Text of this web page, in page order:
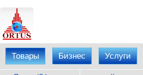
Товары Бизнес Услуги